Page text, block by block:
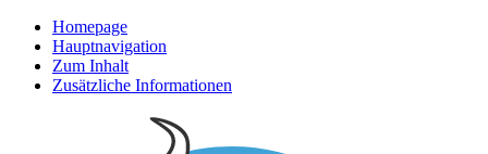
Homepage
Hauptnavigation
Zum Inhalt
Zusätzliche Informationen